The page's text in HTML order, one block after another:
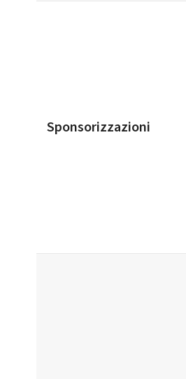
Sponsorizzazioni